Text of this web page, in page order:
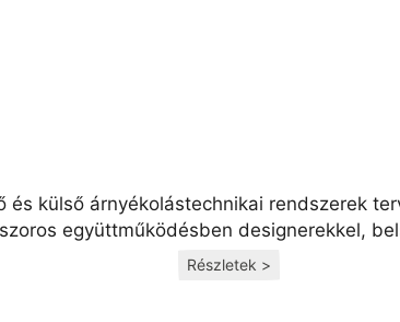
külső árnyékolástechnikai rendszerek
együttműködésben designerekkel,
Részletek >